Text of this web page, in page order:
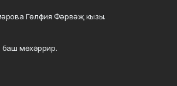
Гөлфия Фәрвәҗ кызы.
баш мөхәррир.